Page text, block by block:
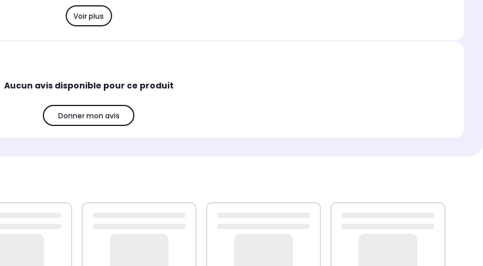
Voir plus
Aucun avis disponible pour ce produit
Donner mon avis